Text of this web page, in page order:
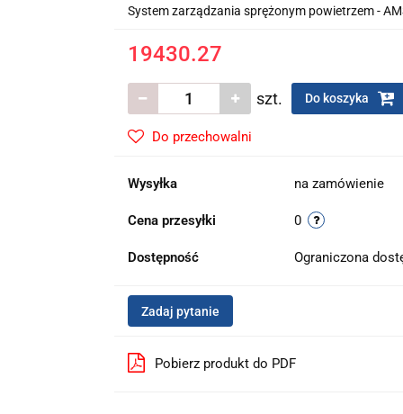
System zarządzania sprężonym powietrzem -
19430.27
szt. Do koszyka
Do przechowalni
Wysyłka na zamówienie
Cena przesyłki 0
Dostępność Ograniczona
Zadaj pytanie
Pobierz produkt do PDF